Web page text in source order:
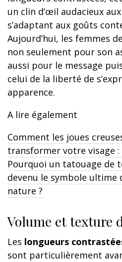
un clin d’œil audacieux aux
s’adaptant aux goûts
Aujourd’hui, les femmes
non seulement pour son
aussi pour le message
celui de la liberté de
apparence.
A lire également
Comment les joues
transformer votre visage :
Pourquoi un tatouage de
devenu le symbole ultime
nature ?
Volume et texture
Les longueurs
sont particulièrement